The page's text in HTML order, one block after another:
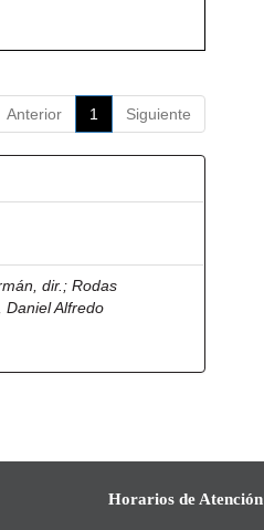
Anterior 1 Siguiente
dir. ;Rodas
Daniel Alfredo
Horarios de Atención